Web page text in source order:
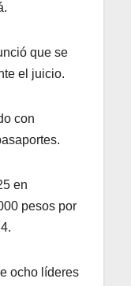
que se
el juicio.
con
en
pesos por
ocho líderes